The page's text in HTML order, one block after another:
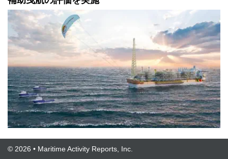
© 2026 • Maritime Activity Reports, Inc.